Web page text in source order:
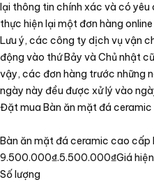
lại thông tin chính xác và có
thực hiện lại một đơn hàng
Lưu ý, các công ty dịch vụ vận
động vào thứ Bảy và Chủ nhật
vậy, các đơn hàng trước những
ngày này đều được xử lý vào
Đặt mua Bàn ăn mặt đá
Bàn ăn mặt đá ceramic cao cấp
9.500.000₫.5.500.000₫Giá
Số lượng